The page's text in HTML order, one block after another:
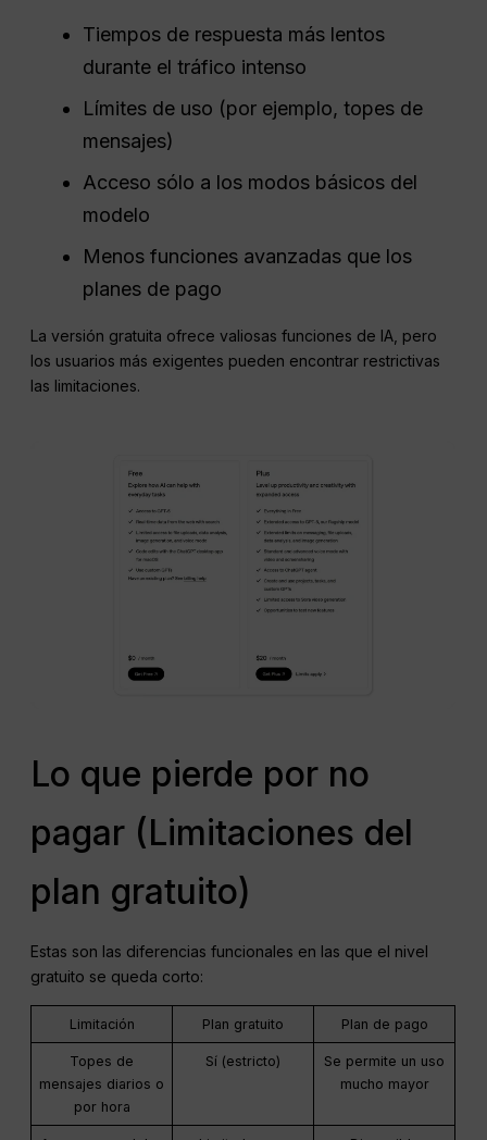
Tiempos de respuesta más lentos
durante el tráfico intenso
Límites de uso (por ejemplo, topes de
mensajes)
Acceso sólo a los modos básicos del
modelo
Menos funciones avanzadas que los
planes de pago
La versión gratuita ofrece valiosas funciones de IA, pero
los usuarios más exigentes pueden encontrar restrictivas
las limitaciones.
Lo que pierde por no
pagar (Limitaciones del
plan gratuito)
Estas son las diferencias funcionales en las que el nivel
gratuito se queda corto:
Limitación Plan gratuito Plan de pago
Topes de
mensajes diarios o
por hora
Sí (estricto)
Se permite un uso
mucho mayor